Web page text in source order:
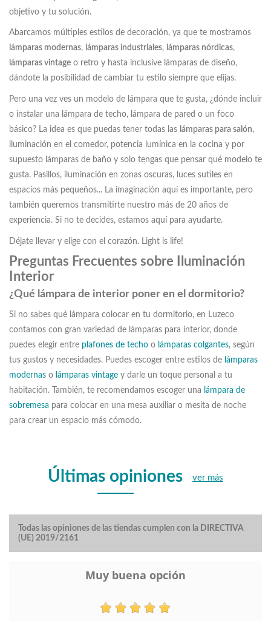
objetivo y tu solución.
Abarcamos múltiples estilos de decoración, ya que te mostramos
lámparas modernas, lámparas industriales, lámparas nórdicas,
lámparas vintage o retro y hasta inclusive lámparas de diseño,
dándote la posibilidad de cambiar tu estilo siempre que elijas.
Pero una vez ves un modelo de lámpara que te gusta, ¿dónde incluir
o instalar una lámpara de techo, lámpara de pared o un foco
básico? La idea es que puedas tener todas las lámparas para salón,
iluminación en el comedor, potencia lumínica en la cocina y por
supuesto lámparas de baño y solo tengas que pensar qué modelo te
gusta. Pasillos, iluminación en zonas oscuras, luces sutiles en
espacios más pequeños... La imaginación aquí es importante, pero
también queremos transmitirte nuestro más de 20 años de
experiencia. Si no te decides, estamos aquí para ayudarte.
Déjate llevar y elige con el corazón. Light is life!
Preguntas Frecuentes sobre Iluminación
Interior
¿Qué lámpara de interior poner en el dormitorio?
Si no sabes qué lámpara colocar en tu dormitorio, en Luzeco
contamos con gran variedad de lámparas para interior, donde
puedes elegir entre plafones de techo o lámparas colgantes, según
tus gustos y necesidades. Puedes escoger entre estilos de lámparas
modernas o lámparas vintage y darle un toque personal a tu
habitación. También, te recomendamos escoger una lámpara de
sobremesa para colocar en una mesa auxiliar o mesita de noche
para crear un espacio más cómodo.
Últimas opiniones ver más
Todas las opiniones de las tiendas cumplen con la DIRECTIVA
(UE) 2019/2161
Muy buena opción